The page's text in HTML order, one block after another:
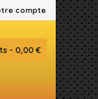
compte
- 0,00 €